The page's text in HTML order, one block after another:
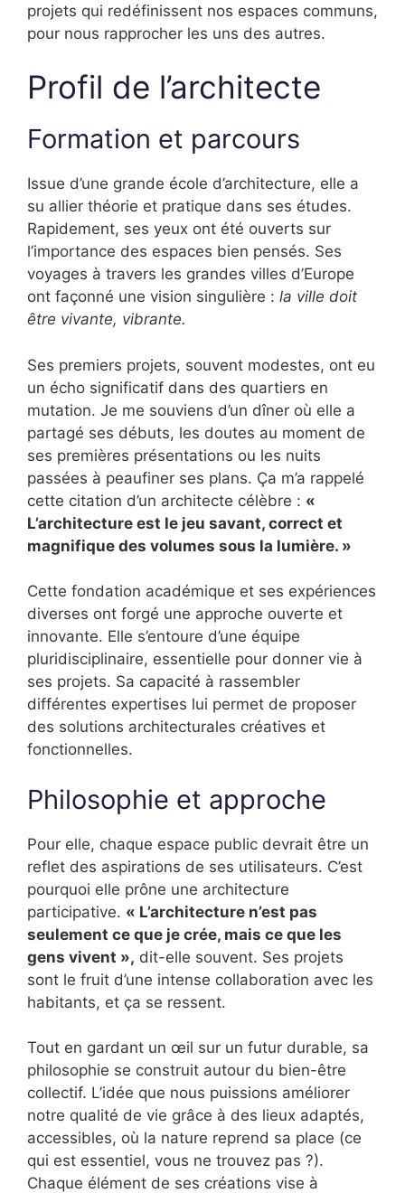
projets qui redéfinissent nos espaces communs,
pour nous rapprocher les uns des autres.
Profil de l’architecte
Formation et parcours
Issue d’une grande école d’architecture, elle a
su allier théorie et pratique dans ses études.
Rapidement, ses yeux ont été ouverts sur
l’importance des espaces bien pensés. Ses
voyages à travers les grandes villes d’Europe
ont façonné une vision singulière : la ville doit
être vivante, vibrante.
Ses premiers projets, souvent modestes, ont eu
un écho significatif dans des quartiers en
mutation. Je me souviens d’un dîner où elle a
partagé ses débuts, les doutes au moment de
ses premières présentations ou les nuits
passées à peaufiner ses plans. Ça m’a rappelé
cette citation d’un architecte célèbre : «
L’architecture est le jeu savant, correct et
magnifique des volumes sous la lumière. »
Cette fondation académique et ses expériences
diverses ont forgé une approche ouverte et
innovante. Elle s’entoure d’une équipe
pluridisciplinaire, essentielle pour donner vie à
ses projets. Sa capacité à rassembler
différentes expertises lui permet de proposer
des solutions architecturales créatives et
fonctionnelles.
Philosophie et approche
Pour elle, chaque espace public devrait être un
reflet des aspirations de ses utilisateurs. C’est
pourquoi elle prône une architecture
participative. « L’architecture n’est pas
seulement ce que je crée, mais ce que les
gens vivent », dit-elle souvent. Ses projets
sont le fruit d’une intense collaboration avec les
habitants, et ça se ressent.
Tout en gardant un œil sur un futur durable, sa
philosophie se construit autour du bien-être
collectif. L’idée que nous puissions améliorer
notre qualité de vie grâce à des lieux adaptés,
accessibles, où la nature reprend sa place (ce
qui est essentiel, vous ne trouvez pas ?).
Chaque élément de ses créations vise à